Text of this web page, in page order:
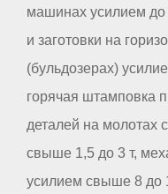
машинах усилием до
и заготовки на
(бульдозерах)
горячая штамповка
деталей на молотах
свыше 1,5 до 3 т,
усилием свыше 8 до